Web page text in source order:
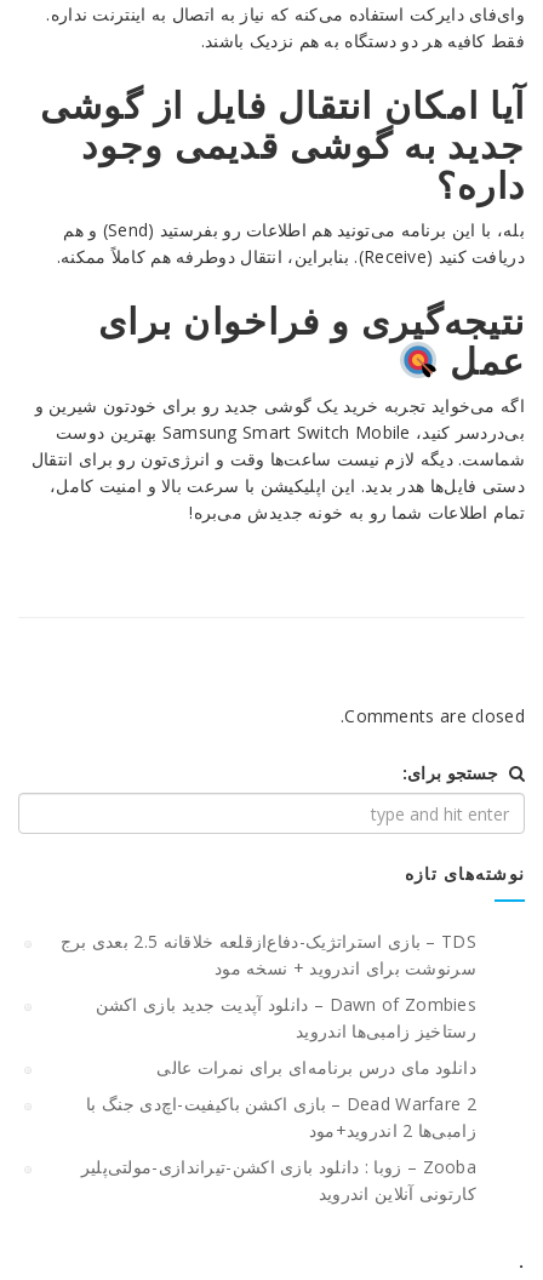
وای‌فای دایرکت استفاده می‌کنه که نیاز به اتصال به اینترنت نداره.
فقط کافیه هر دو دستگاه به هم نزدیک باشند.
آیا امکان انتقال فایل از گوشی
جدید به گوشی قدیمی وجود
داره؟
بله، با این برنامه می‌تونید هم اطلاعات رو بفرستید (Send) و هم
دریافت کنید (Receive). بنابراین، انتقال دوطرفه هم کاملاً ممکنه.
نتیجه‌گیری و فراخوان برای
عمل
اگه می‌خواید تجربه خرید یک گوشی جدید رو برای خودتون شیرین و
بی‌دردسر کنید، Samsung Smart Switch Mobile بهترین دوست
شماست. دیگه لازم نیست ساعت‌ها وقت و انرژی‌تون رو برای انتقال
دستی فایل‌ها هدر بدید. این اپلیکیشن با سرعت بالا و امنیت کامل،
تمام اطلاعات شما رو به خونه جدیدش می‌بره!
Comments are closed.
جستجو برای:
نوشته‌های تازه
TDS – بازی استراتژیک-دفاع‌از‌قلعه خلاقانه 2.5 بعدی برج
سرنوشت برای اندروید + نسخه مود
Dawn of Zombies – دانلود آپدیت جدید بازی اکشن
رستاخیز زامبی‌ها اندروید
دانلود مای درس برنامه‌ای برای نمرات عالی
Dead Warfare 2 – بازی اکشن باکیفیت-اچ‌دی جنگ با
زامبی‌ها 2 اندروید+مود
Zooba – زوبا : دانلود بازی اکشن-تیراندازی-مولتی‌پلیر
کارتونی آنلاین اندروید
.